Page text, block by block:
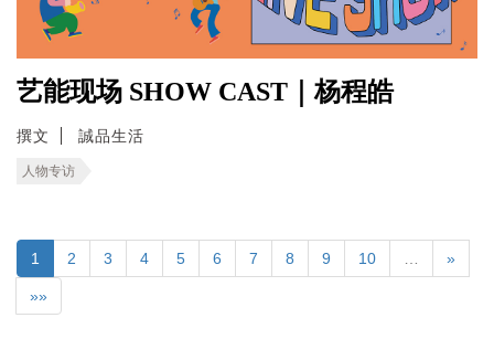
艺能现场 SHOW CAST｜杨程皓
撰文 誠品生活
人物专访
1 2 3 4 5 6 7 8 9 10 »
»»